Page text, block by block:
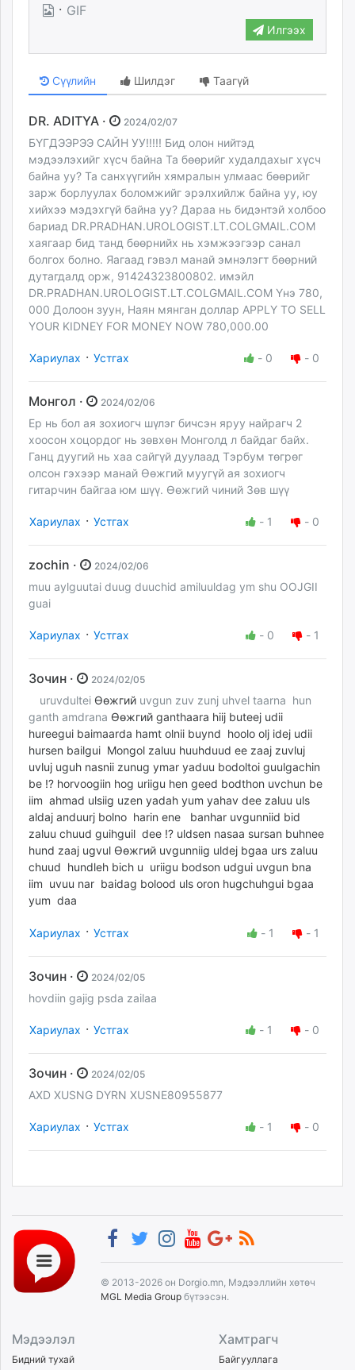
· GIF
Илгээх
Сүүлийн Шилдэг Таагүй
DR. ADITYA · 2024/02/07
БҮГДЭЭРЭЭ САЙН УУ!!!!! Бид олон нийтэд
мэдээлэхийг хүсч байна Та бөөрийг худалдахыг хүсч
байна уу? Та санхүүгийн хямралын улмаас бөөрийг
зарж борлуулах боломжийг эрэлхийлж байна уу, юу
хийхээ мэдэхгүй байна уу? Дараа нь бидэнтэй холбоо
бариад DR.PRADHAN.UROLOGIST.LT.COLGMAIL.COM
хаягаар бид танд бөөрнийх нь хэмжээгээр санал
болгох болно. Яагаад гэвэл манай эмнэлэгт бөөрний
дутагдалд орж, 91424323800802. имэйл
DR.PRADHAN.UROLOGIST.LT.COLGMAIL.COM Yнэ 780,
000 Долоон зуун, Наян мянган доллар APPLY TO SELL
YOUR KIDNEY FOR MONEY NOW 780,000.00
Хариулах · Устгах - 0 - 0
Монгол · 2024/02/06
Ер нь бол ая зохиогч шүлэг бичсэн яруу найрагч 2
хоосон хоцордог нь зөвхөн Монголд л байдаг байх.
Ганц дуугий нь хаа сайгүй дуулаад Тэрбум төгрөг
олсон гэхээр манай Өөжгий муугүй ая зохиогч
гитарчин байгаа юм шүү. Өөжгий чиний Зөв шүү
Хариулах · Устгах - 1 - 0
zochin · 2024/02/06
muu aylguutai duug duuchid amiluuldag ym shu OOJGII
guai
Хариулах · Устгах - 0 - 1
Зочин · 2024/02/05
uruvdultei Өөжгий uvgun zuv zunj uhvel taarna hun
ganth amdrana Өөжгий ganthaara hiij buteej udii
hureegui baimaarda hamt olnii buynd hoolo olj idej udii
hursen bailgui Mongol zaluu huuhduud ee zaaj zuvluj
uvluj uguh nasnii zunug ymar yaduu bodoltoi guulgachin
be ⁉️ horvoogiin hog uriigu hen geed bodthon uvchun be
iim ahmad ulsiig uzen yadah yum yahav dee zaluu uls
aldaj anduurj bolno harin ene banhar uvgunniid bid
zaluu chuud guihguil dee ⁉️ uldsen nasaa sursan buhnee
hund zaaj ugvul Өөжгий uvgunniig uldej bgaa urs zaluu
chuud hundleh bich u uriigu bodson udgui uvgun bna
iim uvuu nar baidag bolood uls oron hugchuhgui bgaa
yum daa
Хариулах · Устгах - 1 - 1
Зочин · 2024/02/05
hovdiin gajig psda zailaa
Хариулах · Устгах - 1 - 0
Зочин · 2024/02/05
AXD XUSNG DYRN XUSNE80955877
Хариулах · Устгах - 1 - 0
© 2013-2026 он Dorgio.mn, Мэдээллийн хөтөч
MGL Media Group бүтээсэн.
Мэдээлэл
Бидний тухай
Хамтрагч
Байгууллага